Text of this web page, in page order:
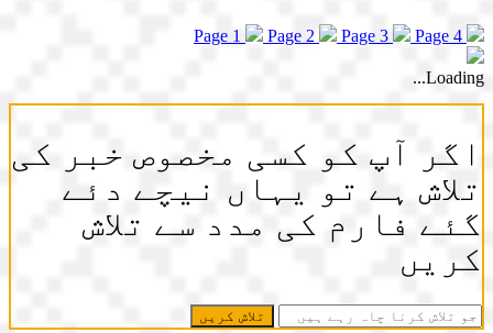
Page 1 Page 2 Page 3 Page 4
Loading...
اگر آپ کو کسی مخصوص خبر کی
تلاش ہے تو یہاں نیچے دئے
گئے فارم کی مدد سے تلاش
کریں